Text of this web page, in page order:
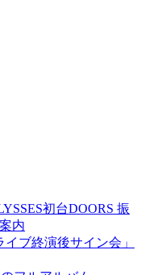
初台DOORS 振
内
イブ終演後サイン会」